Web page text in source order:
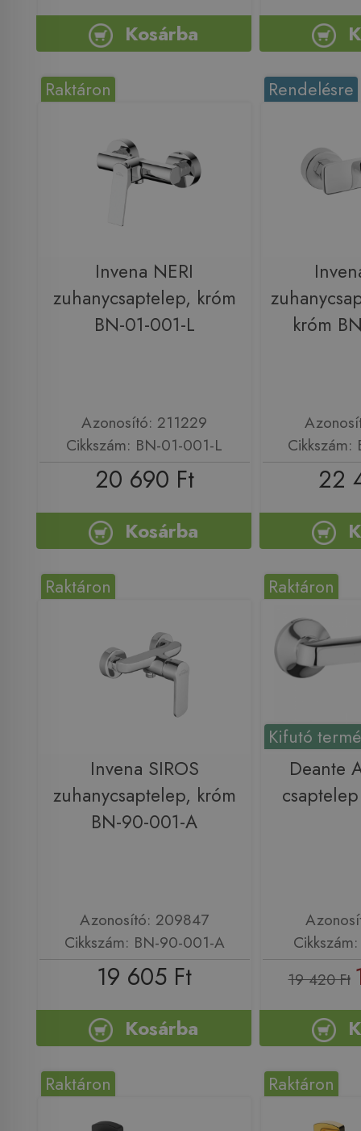
Kosárba
Raktáron
Invena NERI
zuhanycsaptelep, króm
BN-01-001-L
Azonosító: 211229
Cikkszám: BN-01-001-L
20 690 Ft
Kosárba
Rendelésre
króm
22
Raktáron
Invena SIROS
zuhanycsaptelep, króm
BN-90-001-A
Azonosító: 209847
Cikkszám: BN-90-001-A
19 605 Ft
Kosárba
Kifutó
Raktáron
Deante
19 420 Ft
Raktáron Raktáron